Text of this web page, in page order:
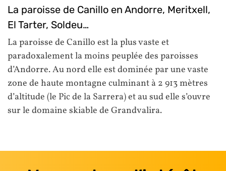
La paroisse de Canillo en Andorre, Meritxell,
El Tarter, Soldeu…
La paroisse de Canillo est la plus vaste et
paradoxalement la moins peuplée des paroisses
d’Andorre. Au nord elle est dominée par une vaste
zone de haute montagne culminant à 2 913 mètres
d’altitude (le Pic de la Sarrera) et au sud elle s’ouvre
sur le domaine skiable de Grandvalira.